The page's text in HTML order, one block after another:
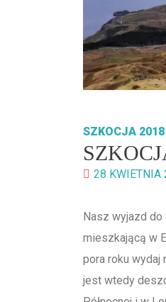
SZKOCJA 2018
28 KWIETNIA
Nasz wyjazd
mieszkającą w
pora roku wydaj
jest wtedy